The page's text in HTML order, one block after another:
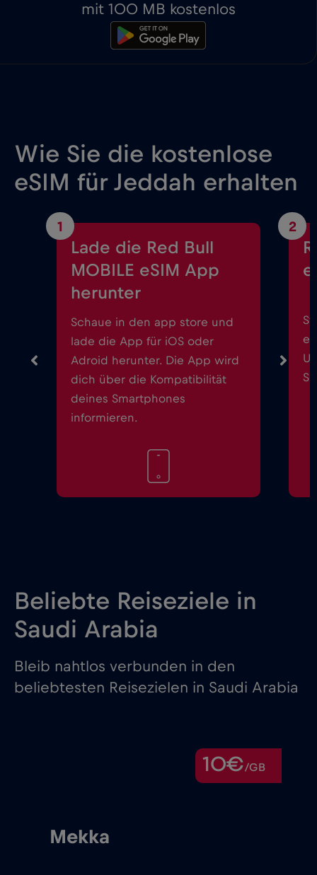
mit 100 MB kostenlos
Wie Sie die kostenlose
eSIM für Jeddah erhalten
1
Lade die Red Bull
MOBILE eSIM App
herunter
Schaue in den app store und
lade die App für iOS oder
Adroid herunter. Die App wird
dich über die Kompatibilität
deines Smartphones
informieren.
2
Beliebte Reiseziele in
Saudi Arabia
Bleib nahtlos verbunden in den
beliebtesten Reisezielen in Saudi Arabia
10€/GB
Mekka